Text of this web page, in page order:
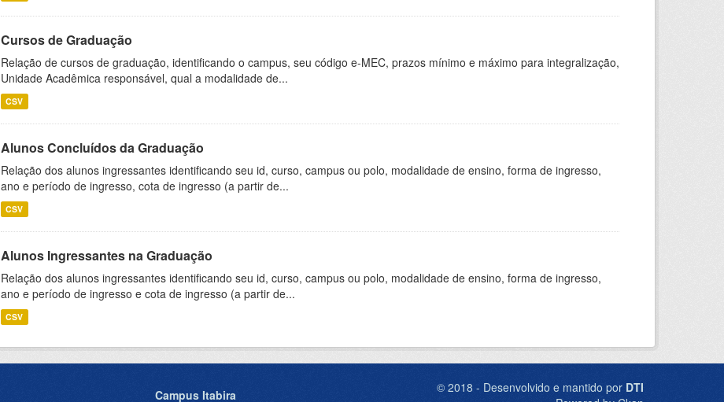
Cursos de Graduação
Relação de cursos de graduação, identificando o campus, seu código e-MEC, prazos mínimo e máximo para integralização,
Unidade Acadêmica responsável, qual a modalidade de...
CSV
Alunos Concluídos da Graduação
Relação dos alunos ingressantes identificando seu id, curso, campus ou polo, modalidade de ensino, forma de ingresso,
ano e período de ingresso, cota de ingresso (a partir de...
CSV
Alunos Ingressantes na Graduação
Relação dos alunos ingressantes identificando seu id, curso, campus ou polo, modalidade de ensino, forma de ingresso,
ano e período de ingresso e cota de ingresso (a partir de...
CSV
Campus Itabira © 2018 - Desenvolvido e mantido por DTI